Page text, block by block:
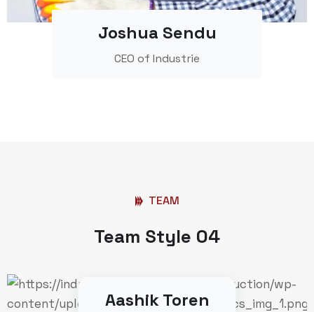
Joshua Sendu
CEO of Industrie
TEAM
Team Style 04
Aashik Toren